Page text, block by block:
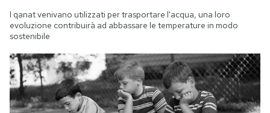
I qanat venivano utilizzati per trasportare l'acqua, una loro
evoluzione contribuirà ad abbassare le temperature in modo
sostenibile